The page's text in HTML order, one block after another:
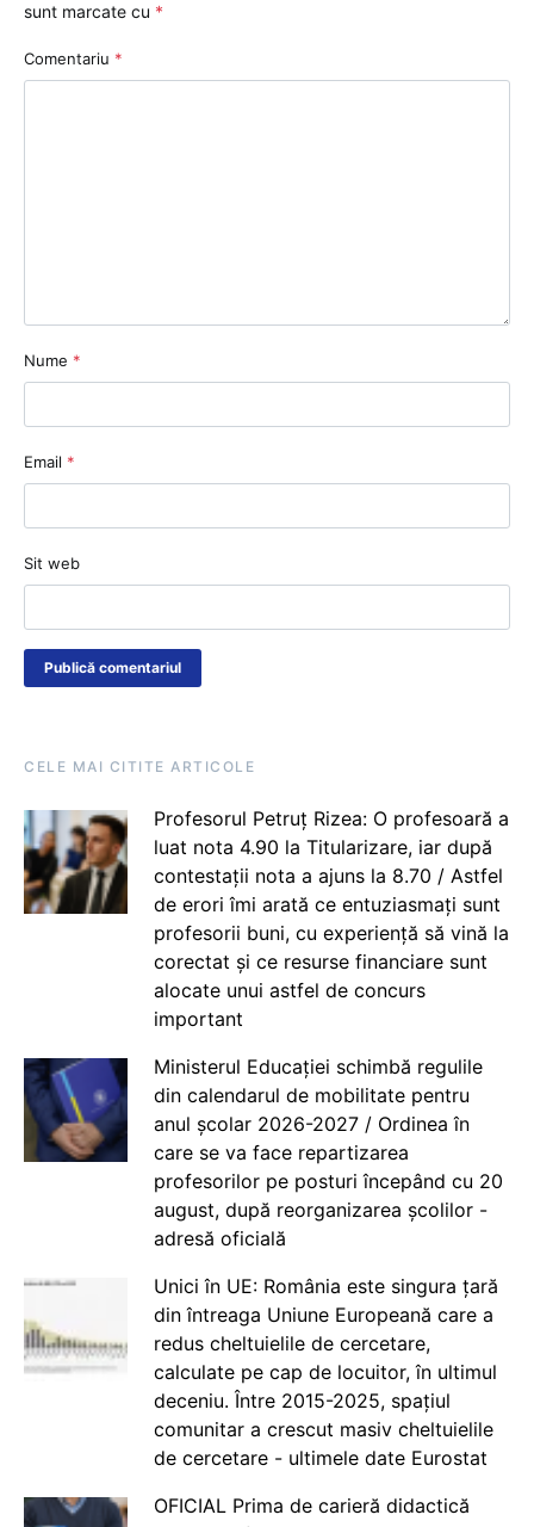
sunt marcate cu *
Comentariu *
Nume *
Email *
Sit web
CELE MAI CITITE ARTICOLE
Profesorul Petruț Rizea: O profesoară a
luat nota 4.90 la Titularizare, iar după
contestații nota a ajuns la 8.70 / Astfel
de erori îmi arată ce entuziasmați sunt
profesorii buni, cu experiență să vină la
corectat și ce resurse financiare sunt
alocate unui astfel de concurs
important
Ministerul Educației schimbă regulile
din calendarul de mobilitate pentru
anul școlar 2026-2027 / Ordinea în
care se va face repartizarea
profesorilor pe posturi începând cu 20
august, după reorganizarea școlilor -
adresă oficială
Unici în UE: România este singura țară
din întreaga Uniune Europeană care a
redus cheltuielile de cercetare,
calculate pe cap de locuitor, în ultimul
deceniu. Între 2015-2025, spațiul
comunitar a crescut masiv cheltuielile
de cercetare - ultimele date Eurostat
OFICIAL Prima de carieră didactică